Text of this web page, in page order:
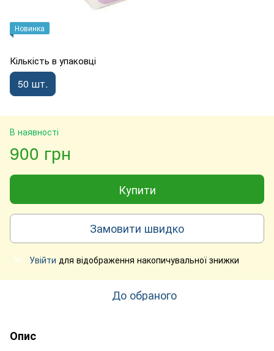
Новинка
Кількість в упаковці
50 шт.
В наявності
900 грн
Купити
Замовити швидко
% Увійти для відображення накопичувальної знижки
До обраного
Опис